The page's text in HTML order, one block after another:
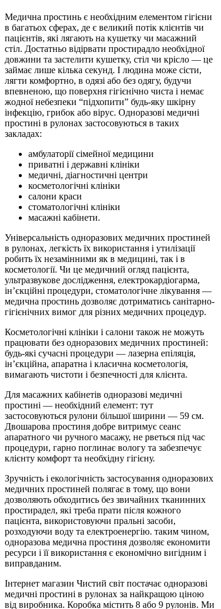
Медична простинь є необхідним елементом гігієни
в багатьох сферах, де є великий потік клієнтів чи
пацієнтів, які лягають на кушетку чи масажний
стіл. Достатньо відірвати простирадло необхідної
довжини та застелити кушетку, стіл чи крісло — це
займає лише кілька секунд. І людина може сісти,
лягти комфортно, в одязі або без одягу, будучи
впевненою, що поверхня гігієнічно чиста і немає
жодної небезпеки “підхопити” будь-яку шкірну
інфекцію, грибок або вірус. Одноразові медичні
простині в рулонах застосовуються в таких
закладах:
амбулаторії сімейної медицини
приватні і державні клініки
медичні, діагностичні центри
косметологічні клініки
салони краси
стоматологічні клініки
масажні кабінети.
Універсальність одноразових медичних простиней
в рулонах, легкість їх використання і утилізації
робить їх незамінними як в медицині, так і в
косметології. Чи це медичний огляд пацієнта,
ультразвукове дослідження, електрокардіогарма,
ін’єкційні процедури, стоматологічне лікування —
медична простинь дозволяє дотриматись санітарно-
гігієнічних вимог для різних медичних процедур.
Косметологічні клініки і салони також не можуть
працювати без одноразових медичних простиней:
будь-які сучасні процедури — лазерна епіляція,
ін’єкційна, апаратна і класична косметологія,
вимагають чистоти і безпечності для клієнта.
Для масажних кабінетів одноразові медичні
простині — необхідний елемент: тут
застосовуються рулони більшої ширини — 59 см.
Двошарова простиня добре витримує сеанс
апаратного чи ручного масажу, не рветься під час
процедури, гарно поглинає вологу та забезпечує
клієнту комфорт та необхідну гігієну.
Зручність і екологічність застосування одноразових
медичних простиней полягає в тому, що вони
дозволяють обходитись без звичайних тканинних
простирадел, які треба прати після кожного
пацієнта, використовуючи пральні засоби,
розходуючи воду та електроенергію. таким чином,
одноразова медична простиня дозволяє економити
ресурси і її використання є економічно вигідним і
виправданим.
Інтернет магазин Чистий світ постачає одноразові
медичні простині в рулонах за найкращою ціною
від виробника. Коробка містить 8 або 9 рулонів. Ми